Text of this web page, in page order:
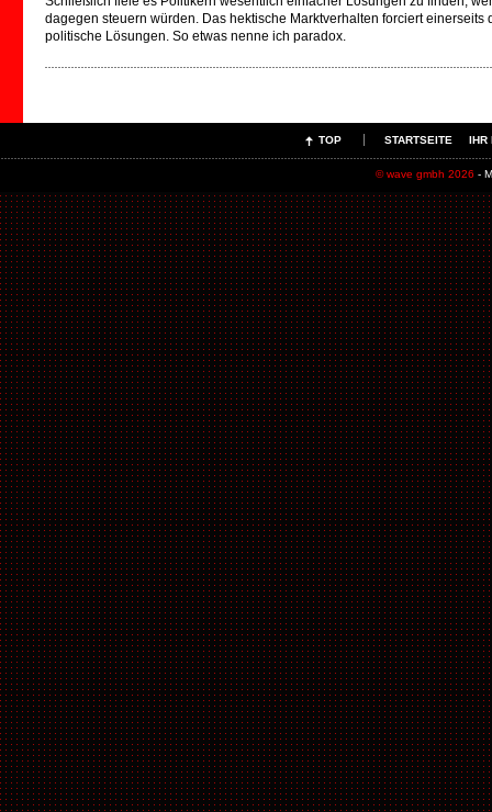
dagegen steuern würden. Das hektische Marktverhalten forciert
politische Lösungen. So etwas nenne ich paradox.
TOP STARTSEITE IHR
© wave gmbh 2026 -